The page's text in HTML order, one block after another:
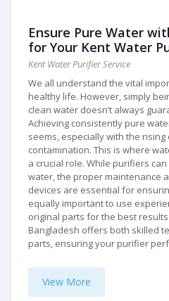
Ensure Pure Water
for Your Kent Water
Kent Water Purifier Service
We all understand the vital
healthy life. However, simply
clean water doesn’t always
Achieving consistently pure
seems, especially with the
contamination. This is where
a crucial role. While purifiers
water, the proper maintenance
devices are essential for
equally important to use
original parts for the best
Bangladesh offers both skilled
parts, ensuring your purifier
View More